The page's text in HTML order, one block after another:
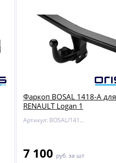
Фаркоп BOSAL 1418-A для
RENAULT Logan 1
Артикул: BOSAL/1418-A
7 100 руб. за шт